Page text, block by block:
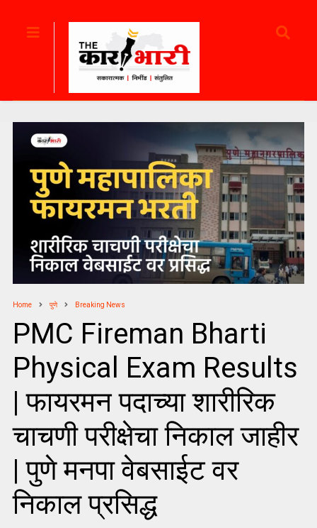
Home पुणे Breaking News
PMC Fireman Bharti
Physical Exam Results
| फायरमन पदाच्या शारीरिक
चाचणी परीक्षेचा निकाल जाहीर
| पुणे मनपा वेबसाईट वर
निकाल प्रसिद्ध